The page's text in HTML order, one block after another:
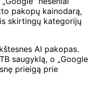
pakopų kainodarą,
skirtingų kategorijų
AI pakopas.
saugyklą, o „Google
prieigą prie